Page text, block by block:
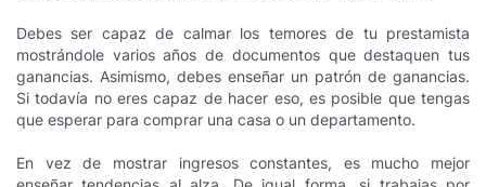
Debes ser capaz de calmar los temores de tu prestamista
mostrándole varios años de documentos que destaquen tus
ganancias. Asimismo, debes enseñar un patrón de ganancias.
Si todavía no eres capaz de hacer eso, es posible que tengas
que esperar para comprar una casa o un departamento.
En vez de mostrar ingresos constantes, es mucho mejor